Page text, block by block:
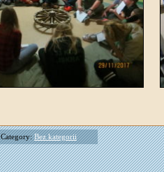
Category:Bez kategorii